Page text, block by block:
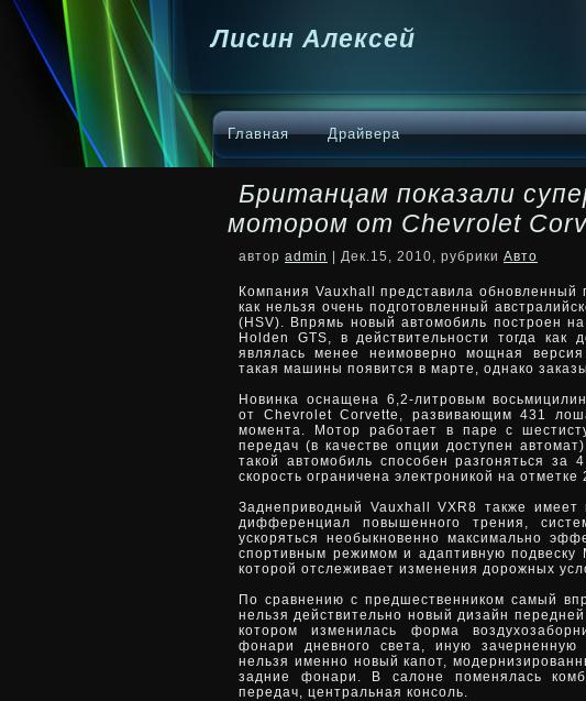
Лисин Алексей
Главная Драйвера
Британцам показали
мотором от Chevrolet
автор admin | Дек.15, 2010, рубрики Авто
Компания Vauxhall представила
как нельзя очень подготовленный
(HSV). Впрямь новый автомобиль построен
Holden GTS, в действительности тогда как
являлась менее неимоверно мощная
такая машины появится в марте, однако
Новинка оснащена 6,2-литровым
от Chevrolet Corvette, развивающим 431
момента. Мотор работает в паре с
передач (в качестве опции доступен
такой автомобиль способен разгоняться за
скорость ограничена электроникой на отметке
Заднеприводный Vauxhall VXR8 также имеет
дифференциал повышенного трения,
ускоряться необыкновенно максимально
спортивным режимом и адаптивную подвеску
которой отслеживает изменения дорожных
По сравнению с предшественником самый
нельзя действительно новый дизайн
котором изменилась форма
фонари дневного света, иную
нельзя именно новый капот,
задние фонари. В салоне поменялась
передач, центральная консоль.